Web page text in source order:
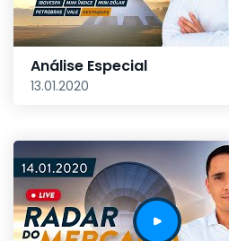
Análise Especial
13.01.2020